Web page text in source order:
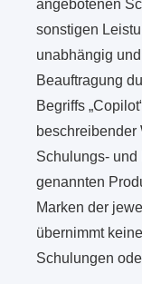
angebotenen
sonstigen
unabhängig
Beauftragung
Begriffs
beschreibender
Schulungs-
genannten
Marken der
übernimmt
Schulungen